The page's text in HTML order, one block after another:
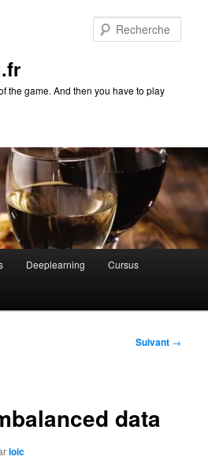
the game. And then you have to play
Deeplearning Cursus
Suivant →
data
loic